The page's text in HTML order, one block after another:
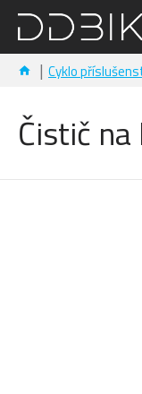
Cyklo
Čistič